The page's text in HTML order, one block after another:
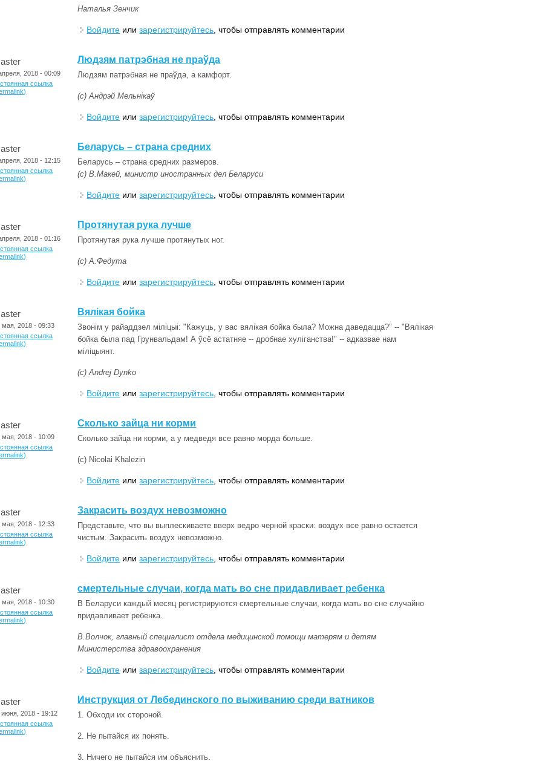
Наталья Зенчик
Войдите илизарегистрируйтесь , чтобы отправлять комментарии
2018 - 00:09
ссылка
Людзям патрэбная не праўда
Людзям патрэбная не праўда, а камфорт.
(с) Андрэй Мельнікаў
Войдите илизарегистрируйтесь , чтобы отправлять комментарии
2018 - 12:15
ссылка
Беларусь – страна средних
Беларусь – страна средних размеров.
(с) В.Макей, министр иностранных дел Беларуси
Войдите илизарегистрируйтесь , чтобы отправлять комментарии
2018 - 01:16
ссылка
Протянутая рука лучше
Протянутая рука лучше протянутых ног.
(с) А.Федута
Войдите илизарегистрируйтесь , чтобы отправлять комментарии
мая, 2018 - 09:33
ссылка
Вялікая бойка
Звонім у райаддзел міліцыі: "Кажуць, у вас вялікая бойка была? Можна даведацца?" -- "Вялікая
бойка была пад Грунвальдам! А ўсё астатняе -- дробнае хуліганства!" -- адказвае нам
міліцыянт.
(с) Andrej Dynko
Войдите илизарегистрируйтесь , чтобы отправлять комментарии
мая, 2018 - 10:09
ссылка
Cколько зайца ни корми
Cколько зайца ни корми, а у медведя все равно морда больше.
(с) Nicolai Khalezin
Войдите илизарегистрируйтесь , чтобы отправлять комментарии
мая, 2018 - 12:33
ссылка
Закрасить воздух невозможно
Представьте, что вы выплескиваете вверх ведро черной краски: воздух все равно остается
чистым. Закрасить воздух невозможно.
Войдите илизарегистрируйтесь , чтобы отправлять комментарии
мая, 2018 - 10:30
ссылка
смертельные случаи, когда мать во сне придавливает ребенка
В Беларуси каждый месяц регистрируются смертельные случаи, когда мать во сне случайно
придавливает ребенка.
В.Волчок, главный специалист отдела медицинской помощи матерям и детям
Министерства здравоохранения
Войдите илизарегистрируйтесь , чтобы отправлять комментарии
июня, 2018 - 19:12
ссылка
Инструкция от Лебединского по выживанию среди ватников
1. Обходи их стороной.
2. Не пытайся их понять.
3. Ничего не пытайся им объяснить.